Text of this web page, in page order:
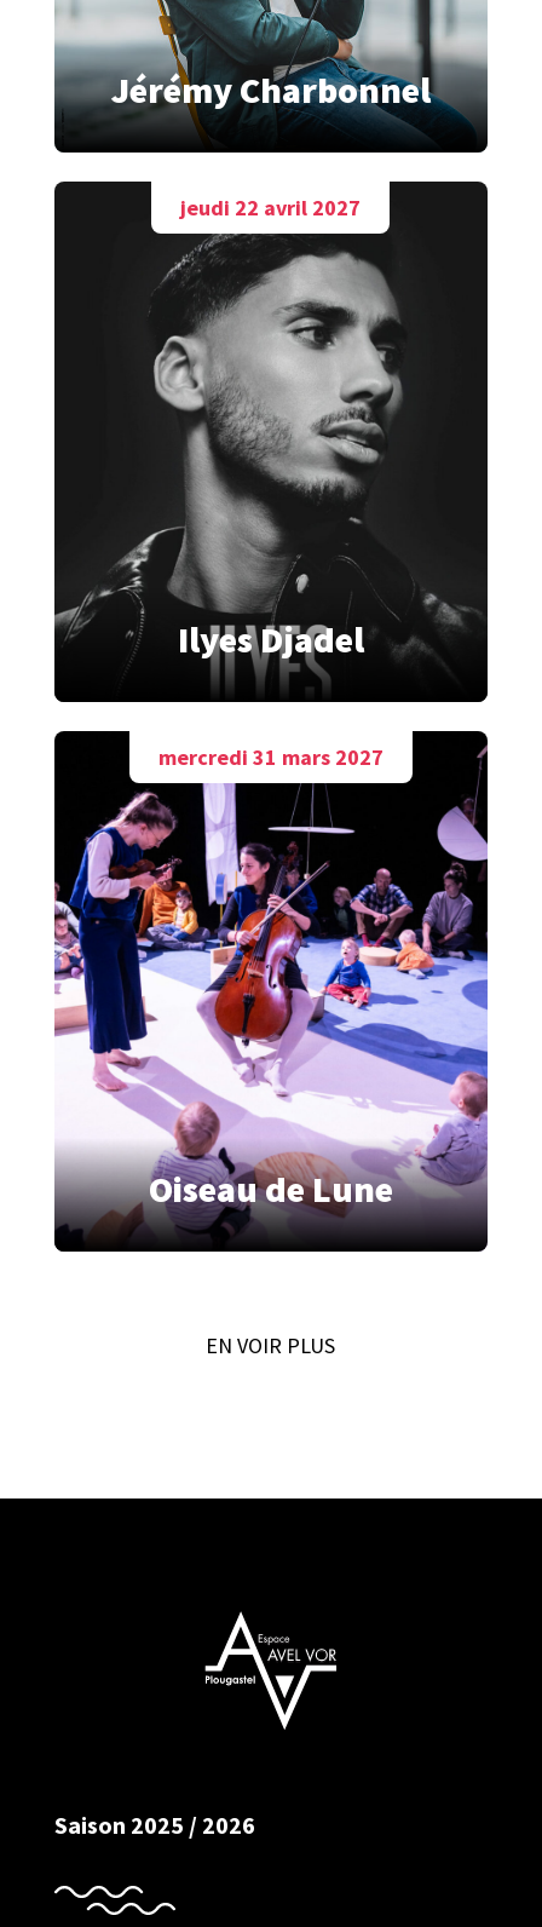
Jérémy Charbonnel
jeudi 22 avril 2027
Ilyes Djadel
mercredi 31 mars 2027
Oiseau de Lune
EN VOIR PLUS
Saison 2025 / 2026